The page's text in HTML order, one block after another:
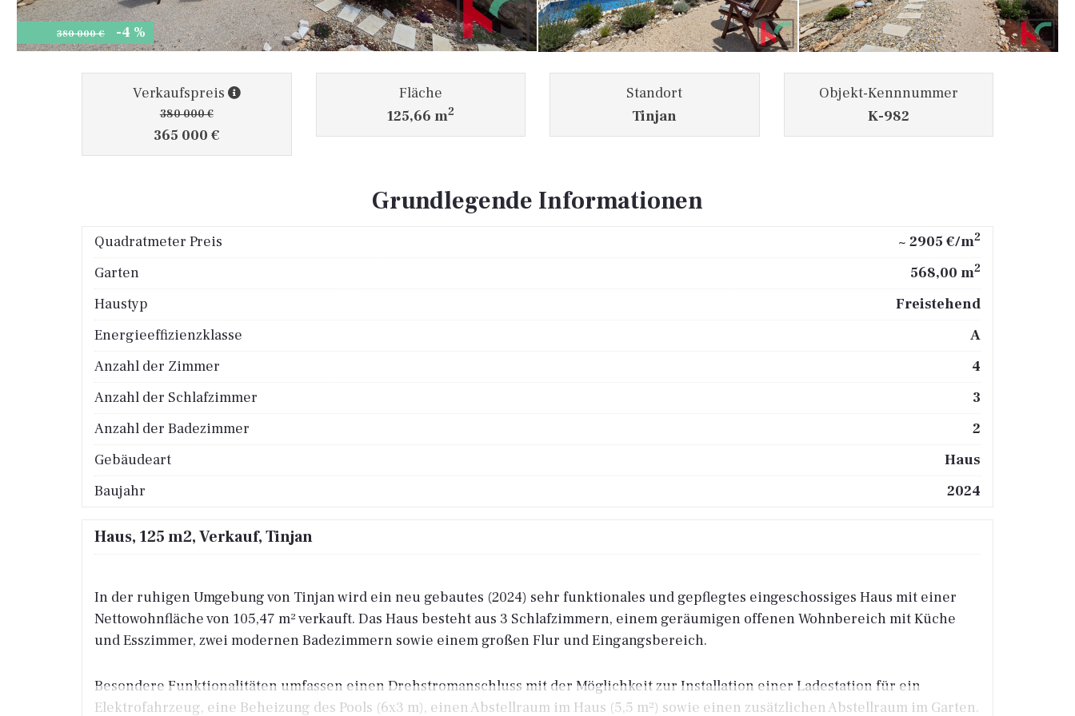
380 000 € -4 %
Verkaufspreis
380 000 €
365 000 €
Fläche
125,66 m2
Standort
Tinjan
Objekt-Kennnummer
K-982
Grundlegende Informationen
Quadratmeter Preis ~ 2905 €/m2
Garten 568,00 m2
Haustyp
Freistehend
Energieeffizienzklasse
A
Anzahl der Zimmer
4
Anzahl der Schlafzimmer
3
Anzahl der Badezimmer
2
Gebäudeart
Haus
Baujahr
2024
Haus, 125 m2, Verkauf, Tinjan
In der ruhigen Umgebung von Tinjan wird ein neu gebautes (2024) sehr funktionales und gepflegtes eingeschossiges Haus mit einer
Nettowohnfläche von 105,47 m² verkauft. Das Haus besteht aus 3 Schlafzimmern, einem geräumigen offenen Wohnbereich mit Küche
und Esszimmer, zwei modernen Badezimmern sowie einem großen Flur und Eingangsbereich.
Besondere Funktionalitäten umfassen einen Drehstromanschluss mit der Möglichkeit zur Installation einer Ladestation für ein
Elektrofahrzeug, eine Beheizung des Pools (6x3 m), einen Abstellraum im Haus (5,5 m²) sowie einen zusätzlichen Abstellraum im Garten.